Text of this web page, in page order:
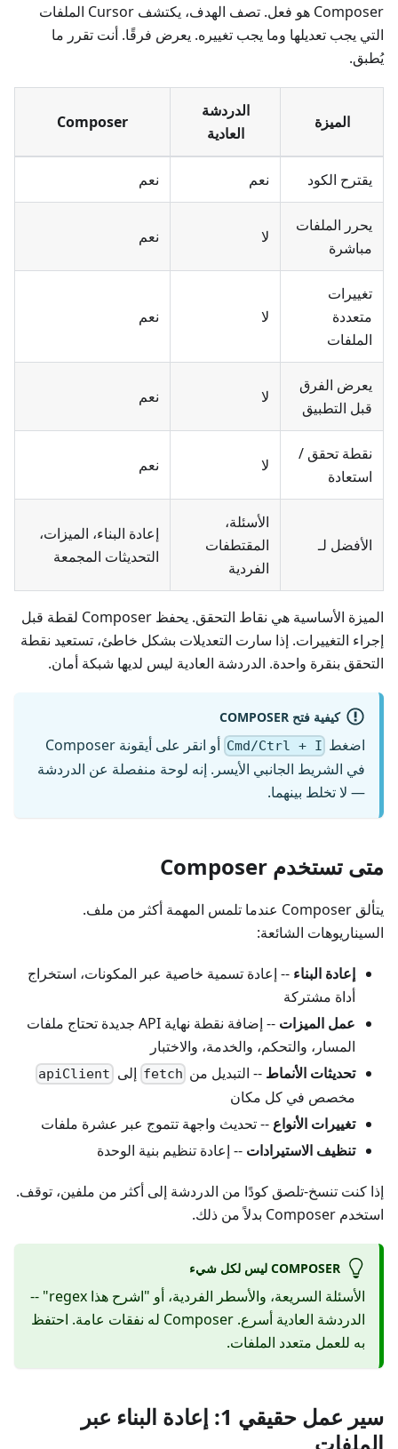
Composer هو فعل. تصف الهدف، يكتشف Cursor الملفات
التي يجب تعديلها وما يجب تغييره. يعرض فرقًا. أنت تقرر ما
يُطبق.
الميزة
الدردشة
العادية
Composer
يقترح الكود نعم نعم
يحرر الملفات
مباشرة
لا نعم
تغييرات
متعددة
الملفات
لا نعم
يعرض الفرق
قبل التطبيق
لا نعم
نقطة تحقق /
استعادة
لا نعم
الأفضل لـ
الأسئلة،
المقتطفات
الفردية
إعادة البناء، الميزات،
التحديثات المجمعة
الميزة الأساسية هي نقاط التحقق. يحفظ Composer لقطة قبل
إجراء التغييرات. إذا سارت التعديلات بشكل خاطئ، تستعيد نقطة
التحقق بنقرة واحدة. الدردشة العادية ليس لديها شبكة أمان.
كيفية فتح COMPOSER
اضغط Cmd/Ctrl + I
أو انقر على أيقونة Composer
في الشريط الجانبي الأيسر. إنه لوحة منفصلة عن الدردشة
— لا تخلط بينهما.
متى تستخدم Composer
يتألق Composer عندما تلمس المهمة أكثر من ملف.
السيناريوهات الشائعة:
إعادة البناء -- إعادة تسمية خاصية عبر المكونات، استخراج
أداة مشتركة
عمل الميزات
-- إضافة نقطة نهاية API جديدة تحتاج ملفات
المسار، والتحكم، والخدمة، والاختبار
تحديثات الأنماط -- التبديل من fetch إلى apiClient
مخصص في كل مكان
تغييرات الأنواع -- تحديث واجهة تتموج عبر عشرة ملفات
تنظيف الاستيرادات -- إعادة تنظيم بنية الوحدة
إذا كنت تنسخ-تلصق كودًا من الدردشة إلى أكثر من ملفين، توقف.
استخدم Composer بدلاً من ذلك.
COMPOSER ليس لكل شيء
الأسئلة السريعة، والأسطر الفردية، أو "اشرح هذا regex" --
الدردشة العادية أسرع. Composer له نفقات عامة. احتفظ
به للعمل متعدد الملفات.
سير عمل حقيقي 1: إعادة البناء عبر